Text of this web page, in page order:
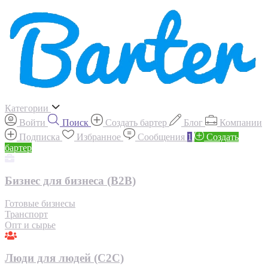
Категории
Войти
Поиск Создать бартер Блог
Компании
Подписка
Избранное Сообщения 1
Создать
бартер
Бизнес для бизнеса (B2B)
Готовые бизнесы
Транспорт
Опт и сырье
Люди для людей (С2С)